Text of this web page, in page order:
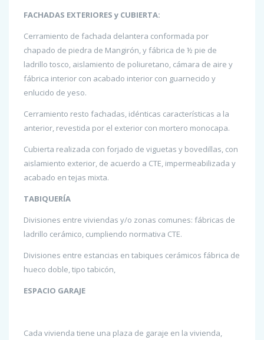
FACHADAS EXTERIORES y CUBIERTA:
Cerramiento de fachada delantera conformada por
chapado de piedra de Mangirón, y fábrica de ½ pie de
ladrillo tosco, aislamiento de poliuretano, cámara de aire y
fábrica interior con acabado interior con guarnecido y
enlucido de yeso.
Cerramiento resto fachadas, idénticas características a la
anterior, revestida por el exterior con mortero monocapa.
Cubierta realizada con forjado de viguetas y bovedillas, con
aislamiento exterior, de acuerdo a CTE, impermeabilizada y
acabado en tejas mixta.
TABIQUERÍA
Divisiones entre viviendas y/o zonas comunes: fábricas de
ladrillo cerámico, cumpliendo normativa CTE.
Divisiones entre estancias en tabiques cerámicos fábrica de
hueco doble, tipo tabicón,
ESPACIO GARAJE
Cada vivienda tiene una plaza de garaje en la vivienda,